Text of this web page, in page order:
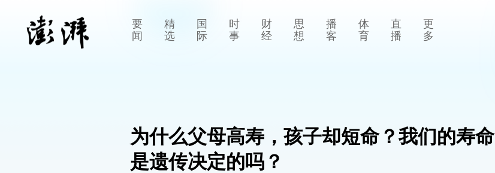
要
闻
精
选
国
际
时
事
财
经
思
想
播
客
体
育
直
播
更
多
为什么父母高寿，孩子却短命？我们的寿命
是遗传决定的吗？